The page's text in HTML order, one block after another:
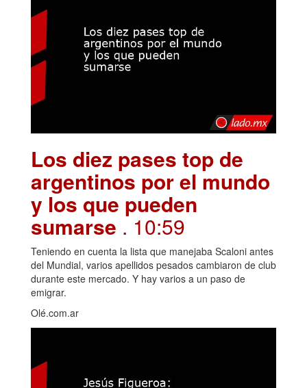
Los diez pases top de
argentinos por el mundo
y los que pueden
sumarse . 10:59
Teniendo en cuenta la lista que manejaba Scaloni antes
del Mundial, varios apellidos pesados cambiaron de club
durante este mercado. Y hay varios a un paso de
emigrar.
Olé.com.ar